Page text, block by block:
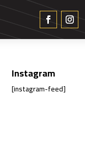
Instagram
[instagram-feed]